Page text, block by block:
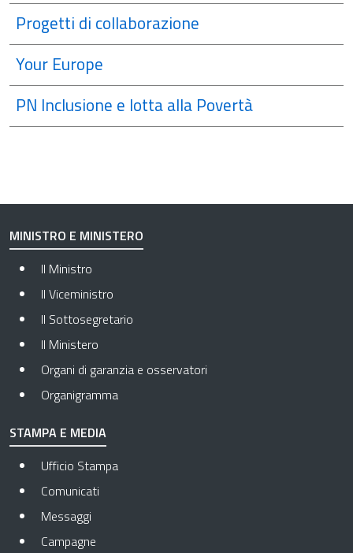
Progetti di collaborazione
Your Europe
PN Inclusione e lotta alla Povertà
MINISTRO E MINISTERO
Il Ministro
Il Viceministro
Il Sottosegretario
Il Ministero
Organi di garanzia e osservatori
Organigramma
STAMPA E MEDIA
Ufficio Stampa
Comunicati
Messaggi
Campagne